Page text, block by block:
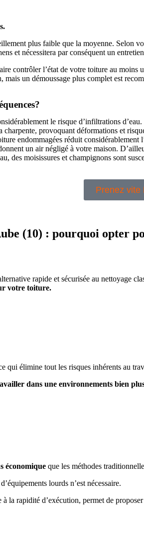
plus faible que la moyenne. Selon
et nécessitera par conséquent un
contrôler l’état de votre toiture au moins
un démoussage plus complet est
le risque d’infiltrations
charpente, provoquant déformations et
endommagées réduit
un air négligé à votre maison.
des moisissures et champignons sont
Prenez vite
(10) : pourquoi opter
rapide et sécurisée au nettoyage
votre toiture.
qui élimine tout les risques inhérents au
dans une environnements bien
économique que les méthodes
lourds n’est nécessaire.
la rapidité d’exécution, permet de proposer